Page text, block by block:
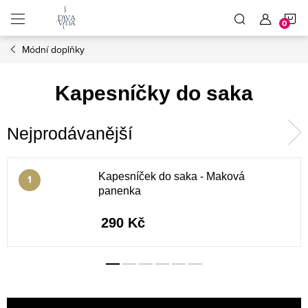
obsah
Módní doplňky
Kapesníčky do saka
Nejprodávanější
Kapesníček do saka - Maková
panenka
290 Kč